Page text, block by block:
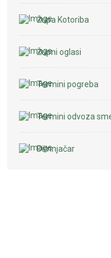
Župa Kotoriba
Župni oglasi
Termini pogreba
Termini odvoza
Dimnjačar